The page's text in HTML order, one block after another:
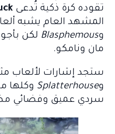
تقوده كرة ذكية تُدعى
المشهد العام يشبه
وBlasphemous لكن
مان ونامكو.
ستجد إشارات لألعاب
وSplatterhouse وكلها
سردي عميق وفضائي